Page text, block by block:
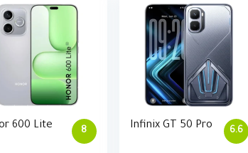
8
600 Lite 6.6
Infinix GT 50 Pro